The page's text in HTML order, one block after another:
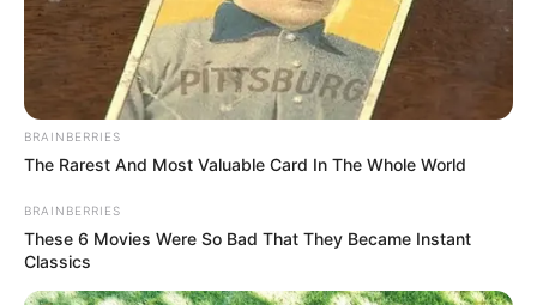
BRAINBERRIES
The Rarest And Most Valuable Card In The Whole World
BRAINBERRIES
These 6 Movies Were So Bad That They Became Instant
Classics